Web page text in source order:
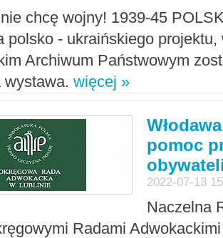
chcę wojny! 1939-45
polsko - ukraińskiego
Archiwum Państwowym
wystawa. więcej »
pomoc
2022-07-13
Naczelna
Radami Adwokackimi